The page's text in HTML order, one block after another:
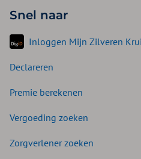
Snel naar
Inloggen Mijn Zilveren
Declareren
Premie berekenen
Vergoeding zoeken
Zorgverlener zoeken